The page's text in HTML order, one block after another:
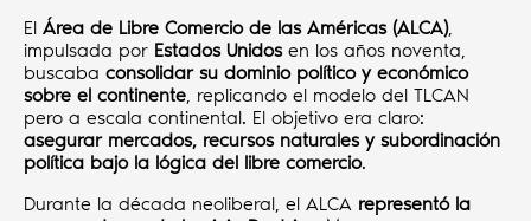
El Área de Libre Comercio de las Américas (ALCA),
impulsada por Estados Unidosen los años noventa,
buscaba consolidar su dominio político y económico
sobre el continente, replicando el modelo del TLCAN
pero a escala continental. El objetivo era claro:
asegurar mercados, recursos naturales y subordinación
política bajo la lógica del libre comercio.
Durante la década neoliberal, el ALCA representó la